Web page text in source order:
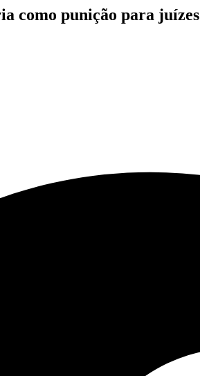
como punição para juízes